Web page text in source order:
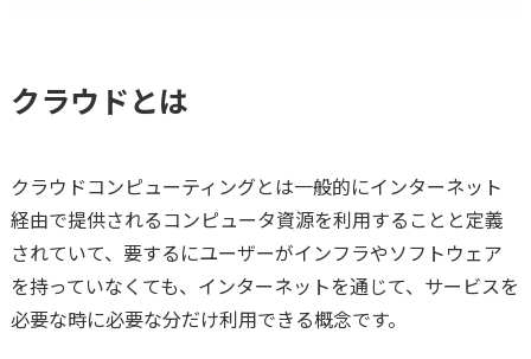
クラウドとは
クラウドコンピューティングとは一般的にインターネット
経由で提供されるコンピュータ資源を利用することと定義
されていて、要するにユーザーがインフラやソフトウェア
を持っていなくても、インターネットを通じて、サービスを
必要な時に必要な分だけ利用できる概念です。